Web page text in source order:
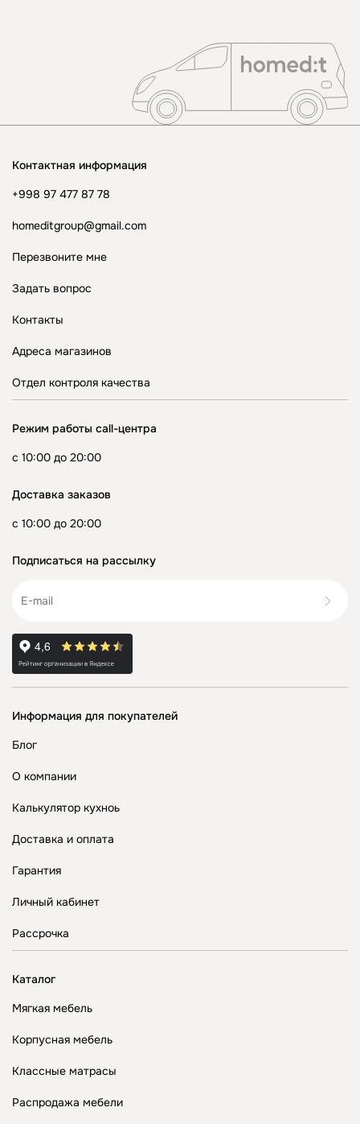
Контактная информация
+998 97 477 87 78
homeditgroup@gmail.com
Перезвоните мне
Задать вопрос
Контакты
Адреса магазинов
Отдел контроля качества
Режим работы call-центра
с 10:00 до 20:00
Доставка заказов
с 10:00 до 20:00
Подписаться на рассылку
Информация для покупателей
Блог
О компании
Калькулятор кухноь
Доставка и оплата
Гарантия
Личный кабинет
Рассрочка
Каталог
Мягкая мебель
Корпусная мебель
Классные матрасы
Распродажа мебели